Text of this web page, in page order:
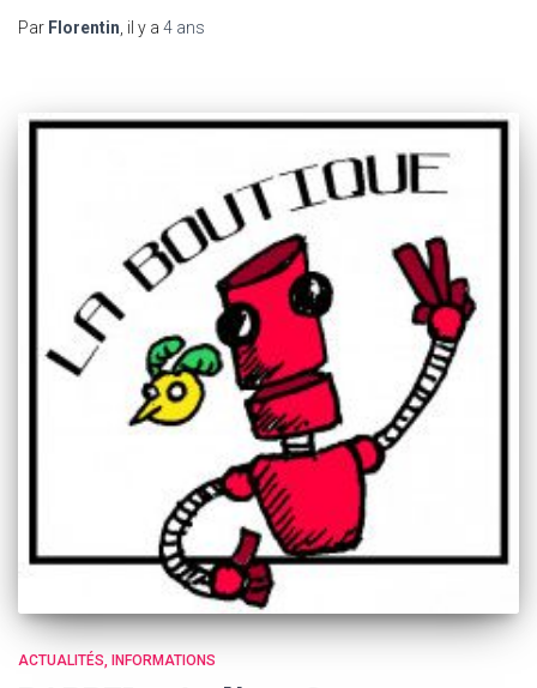
Par Florentin , il y a 4 ans
ACTUALITÉS INFORMATIONS